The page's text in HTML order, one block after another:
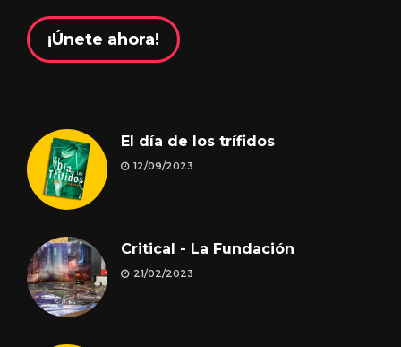
¡Únete ahora!
El día de los trífidos
12/09/2023
Critical - La Fundación
21/02/2023